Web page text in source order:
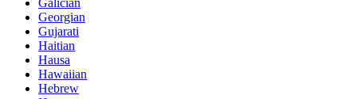
Georgian
Gujarati
Haitian
Hausa
Hawaiian
Hebrew